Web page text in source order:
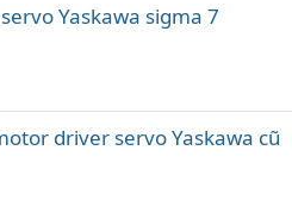
Yaskawa sigma 7
driver servo Yaskawa cũ